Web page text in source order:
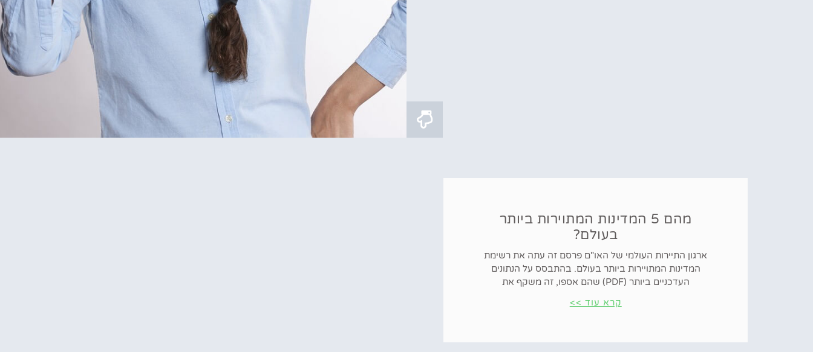
מהם 5 המדינות המתוירות ביותר
בעולם?
ארגון התיירות העולמי של האו"ם פרסם זה עתה את רשימת
המדינות המתויירות ביותר בעולם. בהתבסס על הנתונים
העדכניים ביותר (PDF) שהם אספו, זה משקף את
קרא עוד >>